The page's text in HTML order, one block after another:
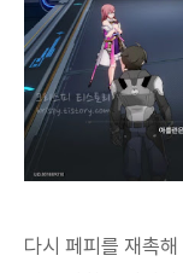
다시 페피를 재촉해